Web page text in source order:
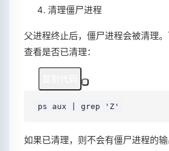
清理僵尸进程
父进程终止后，僵尸进程会被清理
查看是否已清理：
ps aux | grep 'Z'
如果已清理，则不会有僵尸进程的输